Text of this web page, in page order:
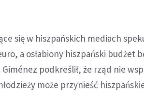
się w hiszpańskich mediach
a osłabiony hiszpański budżet
podkreślił, że rząd nie
może przynieść